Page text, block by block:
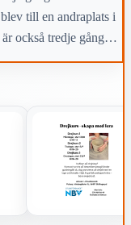
till en andraplats i
också tredje gången
deltävlingen i Oregon.